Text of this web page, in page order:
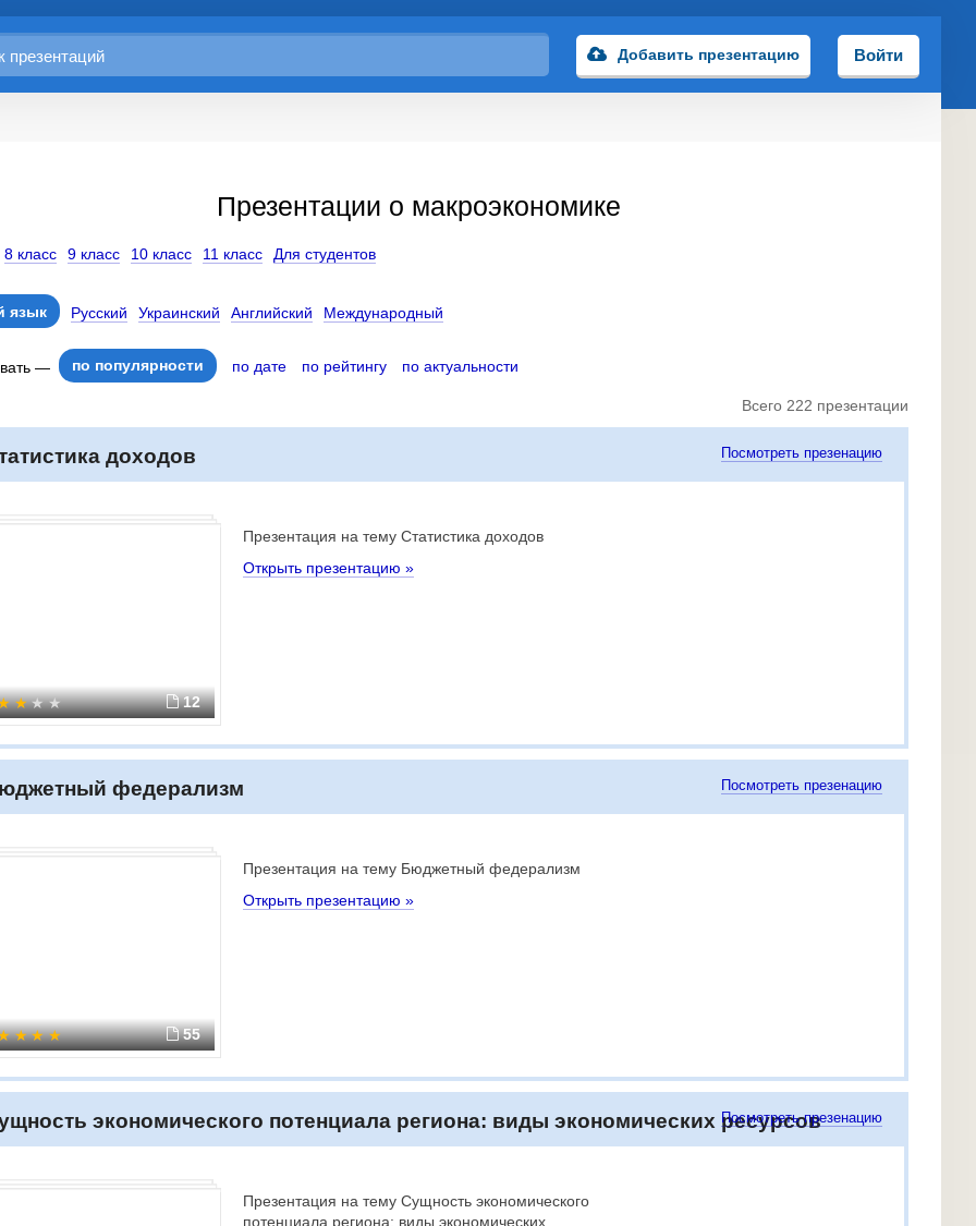
Добавить презентацию Войти
Презентации о макроэкономике
8 класс 9 класс 10 класс 11 класс Для студентов
язык Русский Украинский Английский Международный
— по популярности по дате по рейтингу по актуальности
Всего 222 презентации
доходов Посмотреть презенацию
12
Презентация на тему Статистика доходов
Открыть презентацию »
федерализм Посмотреть презенацию
55
Презентация на тему Бюджетный федерализм
Открыть презентацию »
экономического потенциала региона: виды экономических ресурсов
Посмотреть презенацию
Презентация на тему Сущность экономического
потенциала региона: виды экономических